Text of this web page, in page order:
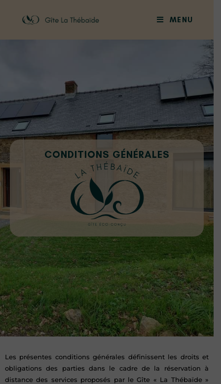
MENU
CONDITIONS GÉNÉRALES
Les présentes conditions générales définissent les droits et
obligations des parties dans le cadre de la réservation à
distance des services proposés par le Gîte « La Thébaïde »